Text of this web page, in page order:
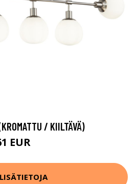
/ KIILTÄVÄ)
EUR
LISÄTIETOJA